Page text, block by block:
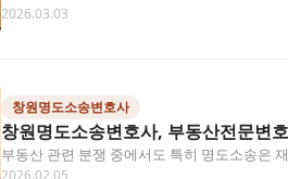
송의 핵심 쟁점부터 변호사…
2026.03.03
창원명도소송변호사
창원명도소송변호사, 부동산전문변
부동산 관련 분쟁 중에서도 특히 명도소송은
2026.02.05